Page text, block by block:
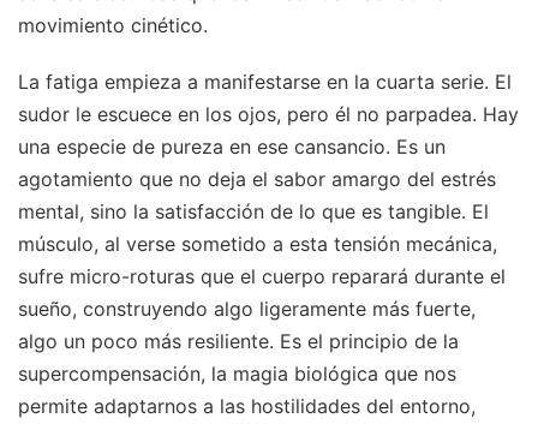
movimiento cinético.
La fatiga empieza a manifestarse en la cuarta serie. El
sudor le escuece en los ojos, pero él no parpadea. Hay
una especie de pureza en ese cansancio. Es un
agotamiento que no deja el sabor amargo del estrés
mental, sino la satisfacción de lo que es tangible. El
músculo, al verse sometido a esta tensión mecánica,
sufre micro-roturas que el cuerpo reparará durante el
sueño, construyendo algo ligeramente más fuerte,
algo un poco más resiliente. Es el principio de la
supercompensación, la magia biológica que nos
permite adaptarnos a las hostilidades del entorno,